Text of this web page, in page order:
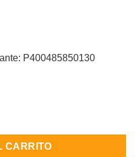
P400485850130
Yamaha YZ125 1982 cantidad
CARRITO